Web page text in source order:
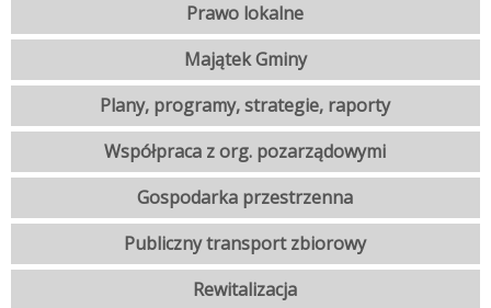
Prawo lokalne
Majątek Gminy
Plany, programy, strategie, raporty
Współpraca z org. pozarządowymi
Gospodarka przestrzenna
Publiczny transport zbiorowy
Rewitalizacja